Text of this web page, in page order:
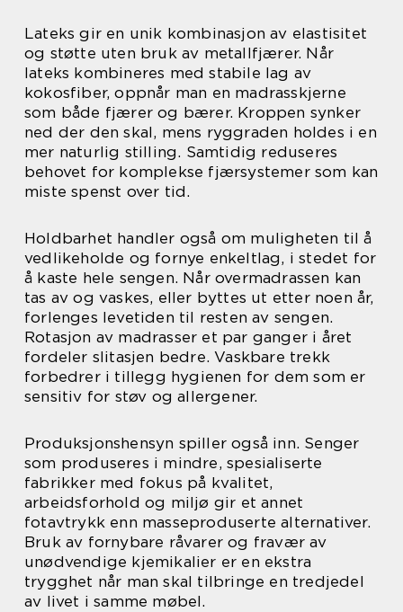
Lateks gir en unik kombinasjon av elastisitet
og støtte uten bruk av metallfjærer. Når
lateks kombineres med stabile lag av
kokosfiber, oppnår man en madrasskjerne
som både fjærer og bærer. Kroppen synker
ned der den skal, mens ryggraden holdes i en
mer naturlig stilling. Samtidig reduseres
behovet for komplekse fjærsystemer som kan
miste spenst over tid.
Holdbarhet handler også om muligheten til å
vedlikeholde og fornye enkeltlag, i stedet for
å kaste hele sengen. Når overmadrassen kan
tas av og vaskes, eller byttes ut etter noen år,
forlenges levetiden til resten av sengen.
Rotasjon av madrasser et par ganger i året
fordeler slitasjen bedre. Vaskbare trekk
forbedrer i tillegg hygienen for dem som er
sensitiv for støv og allergener.
Produksjonshensyn spiller også inn. Senger
som produseres i mindre, spesialiserte
fabrikker med fokus på kvalitet,
arbeidsforhold og miljø gir et annet
fotavtrykk enn masseproduserte alternativer.
Bruk av fornybare råvarer og fravær av
unødvendige kjemikalier er en ekstra
trygghet når man skal tilbringe en tredjedel
av livet i samme møbel.